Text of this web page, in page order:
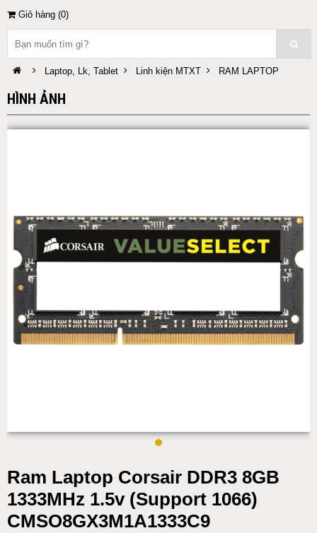
Giỏ hàng (0)
Laptop, Lk, Tablet Linh kiện MTXT RAM LAPTOP
HÌNH ẢNH
Ram Laptop Corsair DDR3 8GB
1333MHz 1.5v (Support 1066)
CMSO8GX3M1A1333C9